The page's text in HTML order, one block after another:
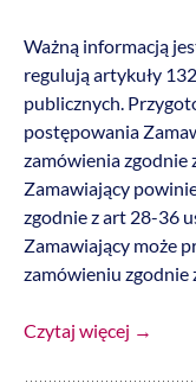
Ważną informacją
regulują artykuły
publicznych.
postępowania
zamówienia zgodnie
Zamawiający
zgodnie z art 28-36
Zamawiający może
zamówieniu zgodnie
Czytaj więcej →